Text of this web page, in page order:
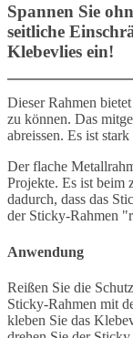
Spannen Sie
seitliche
Klebevlies ein!
Dieser Rahmen
zu können. Das
abreissen. Es ist
Der flache
Projekte. Es ist beim
dadurch, dass das
der Sticky-Rahmen
Anwendung
Reißen Sie die
Sticky-Rahmen mit
kleben Sie das